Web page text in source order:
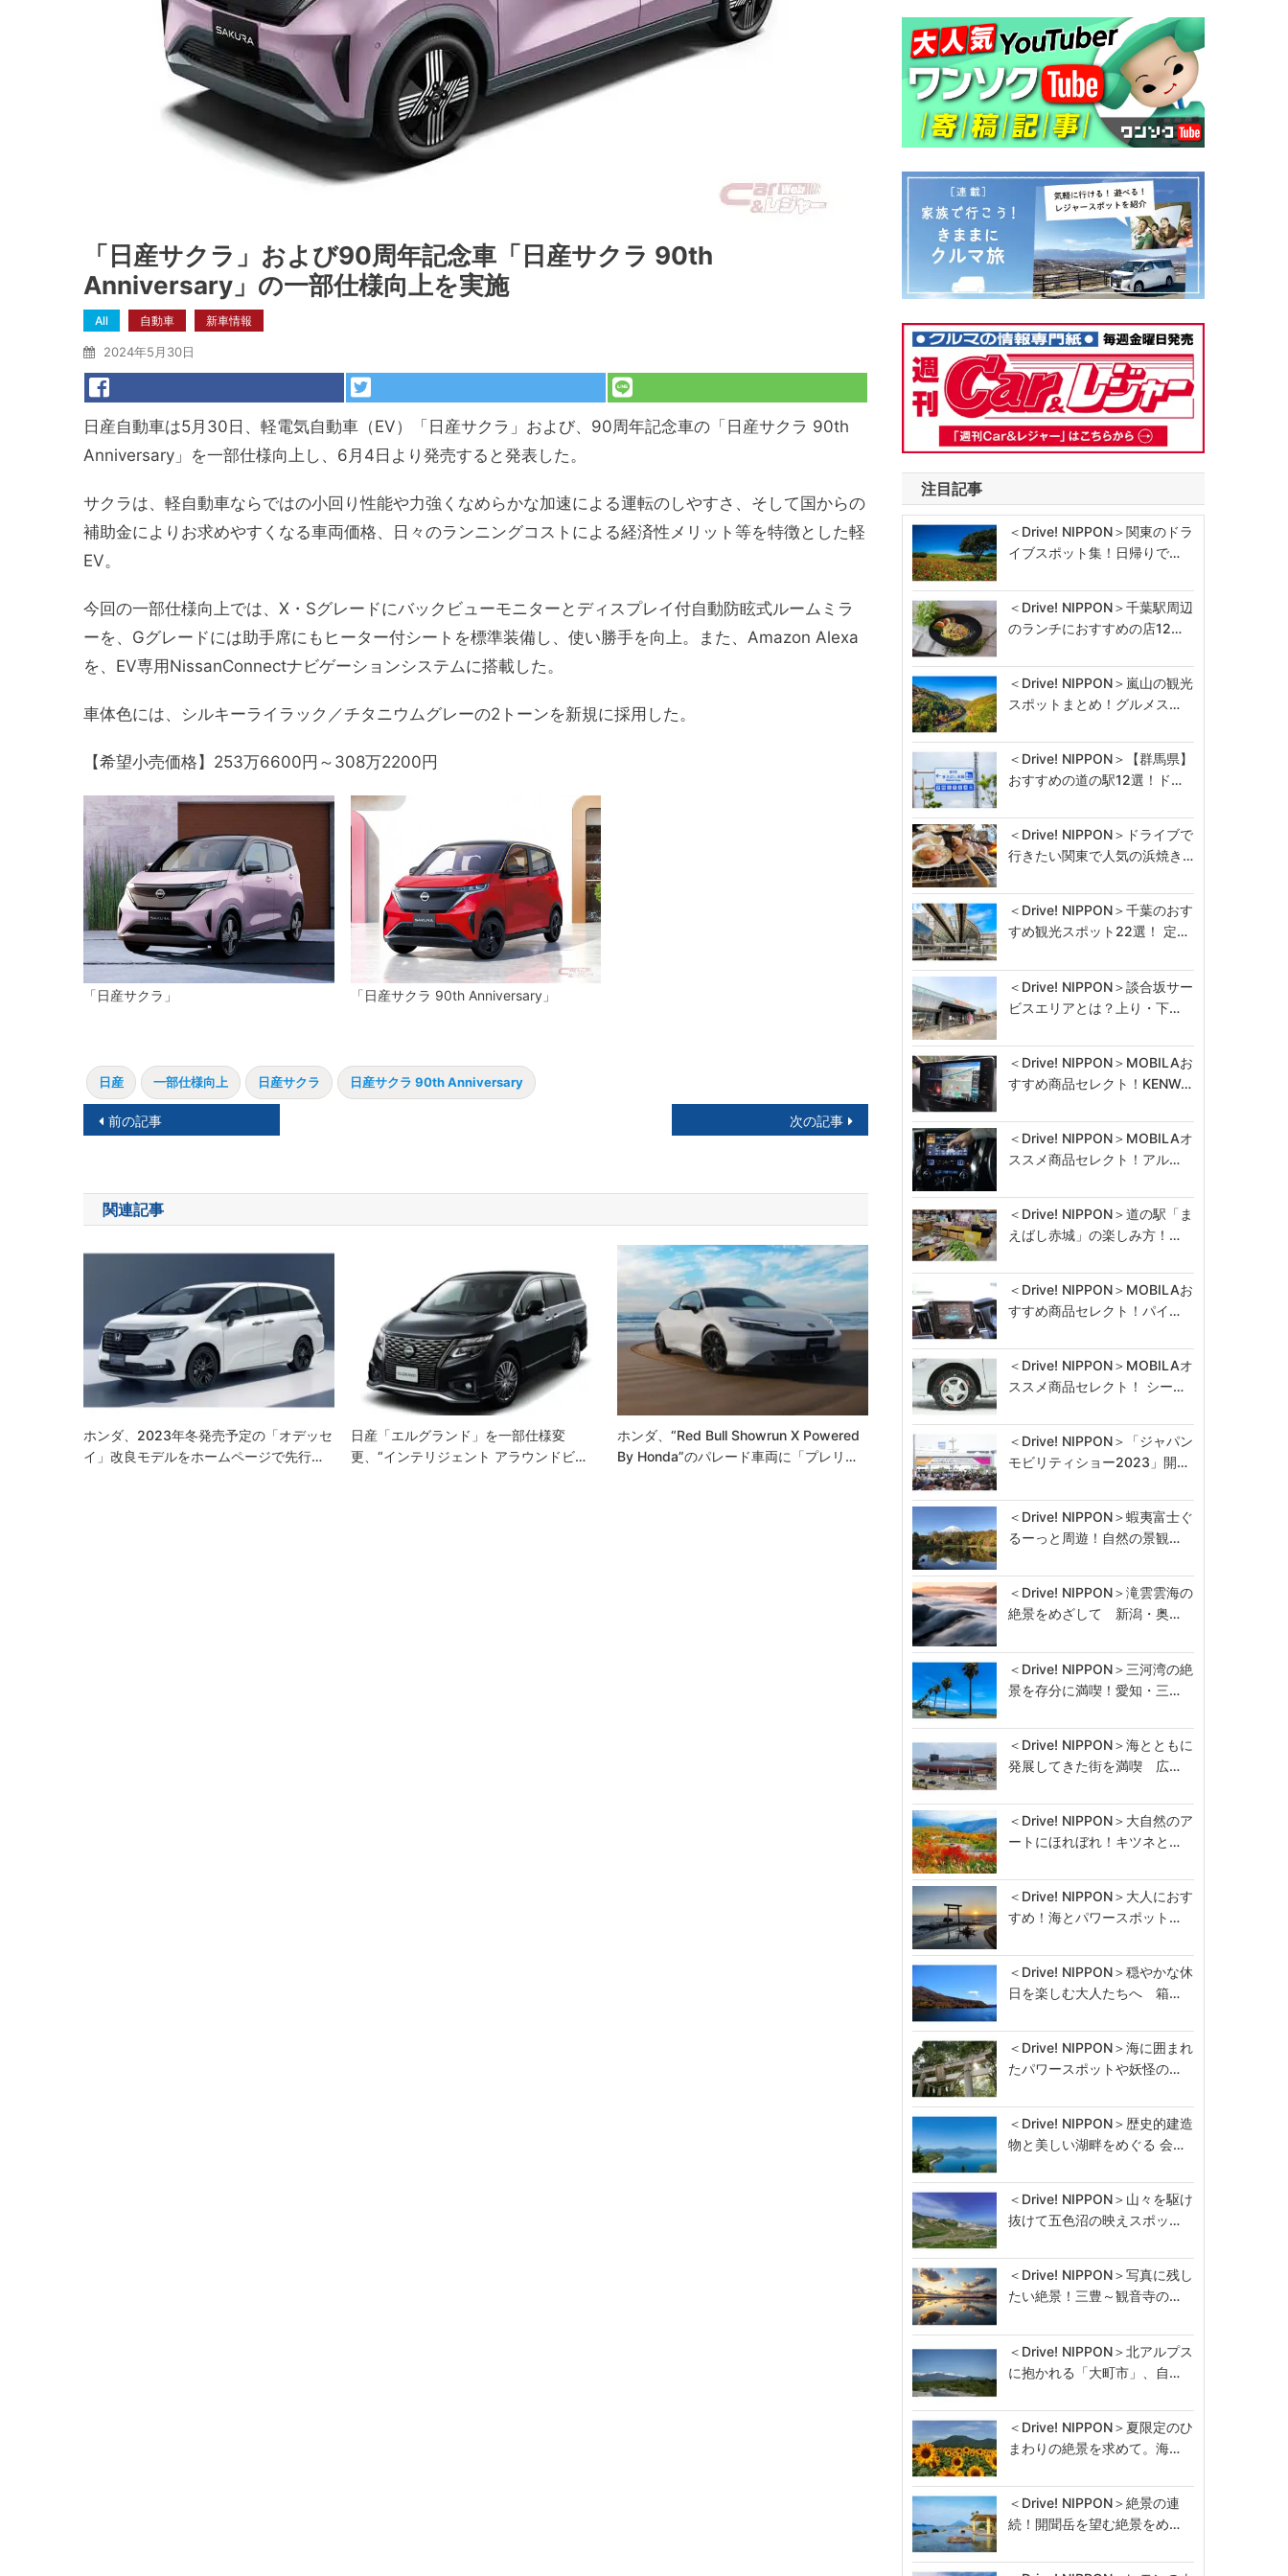
「日産サクラ」および90周年記念車「日産サクラ 90th
Anniversary」の一部仕様向上を実施
All 自動車 新車情報
2024年5月30日
日産自動車は5月30日、軽電気自動車（EV）「日産サクラ」および、90周年記念車の「日産サクラ 90th
Anniversary」を一部仕様向上し、6月4日より発売すると発表した。
サクラは、軽自動車ならではの小回り性能や力強くなめらかな加速による運転のしやすさ、そして国からの
補助金によりお求めやすくなる車両価格、日々のランニングコストによる経済性メリット等を特徴とした軽
EV。
今回の一部仕様向上では、X・Sグレードにバックビューモニターとディスプレイ付自動防眩式ルームミラ
ーを、Gグレードには助手席にもヒーター付シートを標準装備し、使い勝手を向上。また、Amazon Alexa
を、EV専用NissanConnectナビゲーションシステムに搭載した。
車体色には、シルキーライラック／チタニウムグレーの2トーンを新規に採用した。
【希望小売価格】253万6600円～308万2200円
「日産サクラ」 「日産サクラ 90th Anniversary」
日産 一部仕様向上 日産サクラ 日産サクラ 90th Anniversary
投
ナ
ビ
シ
ョ
前の記事 次の記事
関連記事
ホンダ、2023年冬発売予定の「オデッセ
イ」改良モデルをホームページで先行…
日産「エルグランド」を一部仕様変
更、“インテリジェント アラウンドビ…
ホンダ、“Red Bull Showrun X Powered
By Honda”のパレード車両に「プレリ…
注目記事
＜Drive! NIPPON＞関東のドラ
イブスポット集！日帰りで…
＜Drive! NIPPON＞千葉駅周辺
のランチにおすすめの店12…
＜Drive! NIPPON＞嵐山の観光
スポットまとめ！グルメス…
＜Drive! NIPPON＞【群馬県】
おすすめの道の駅12選！ド…
＜Drive! NIPPON＞ドライブで
行きたい関東で人気の浜焼き…
＜Drive! NIPPON＞千葉のおす
すめ観光スポット22選！ 定…
＜Drive! NIPPON＞談合坂サー
ビスエリアとは？上り・下…
＜Drive! NIPPON＞MOBILAお
すすめ商品セレクト！KENW…
＜Drive! NIPPON＞MOBILAオ
ススメ商品セレクト！アル…
＜Drive! NIPPON＞道の駅「ま
えばし赤城」の楽しみ方！…
＜Drive! NIPPON＞MOBILAお
すすめ商品セレクト！パイ…
＜Drive! NIPPON＞MOBILAオ
ススメ商品セレクト！ シー…
＜Drive! NIPPON＞「ジャパン
モビリティショー2023」開…
＜Drive! NIPPON＞蝦夷富士ぐ
るーっと周遊！自然の景観…
＜Drive! NIPPON＞滝雲雲海の
絶景をめざして 新潟・奥…
＜Drive! NIPPON＞三河湾の絶
景を存分に満喫！愛知・三…
＜Drive! NIPPON＞海とともに
発展してきた街を満喫 広…
＜Drive! NIPPON＞大自然のア
ートにほれぼれ！キツネと…
＜Drive! NIPPON＞大人におす
すめ！海とパワースポット…
＜Drive! NIPPON＞穏やかな休
日を楽しむ大人たちへ 箱…
＜Drive! NIPPON＞海に囲まれ
たパワースポットや妖怪の…
＜Drive! NIPPON＞歴史的建造
物と美しい湖畔をめぐる 会…
＜Drive! NIPPON＞山々を駆け
抜けて五色沼の映えスポッ…
＜Drive! NIPPON＞写真に残し
たい絶景！三豊～観音寺の…
＜Drive! NIPPON＞北アルプス
に抱かれる「大町市」、自…
＜Drive! NIPPON＞夏限定のひ
まわりの絶景を求めて。海…
＜Drive! NIPPON＞絶景の連
続！開聞岳を望む絶景をめ…